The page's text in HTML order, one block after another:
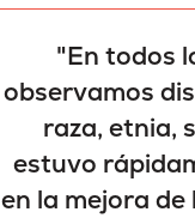
"En todos
observamos
raza, etnia,
estuvo
en la mejora